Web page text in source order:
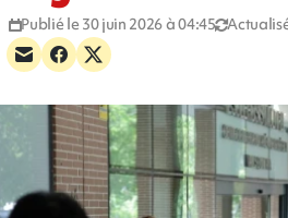
Publié le 30 juin 2026 à 04:45